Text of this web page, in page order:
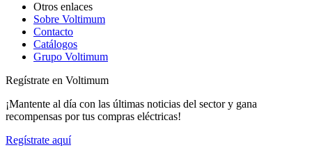
Otros enlaces
Sobre Voltimum
Contacto
Catálogos
Grupo Voltimum
Regístrate en Voltimum
¡Mantente al día con las últimas noticias del sector y gana
recompensas por tus compras eléctricas!
Regístrate aquí